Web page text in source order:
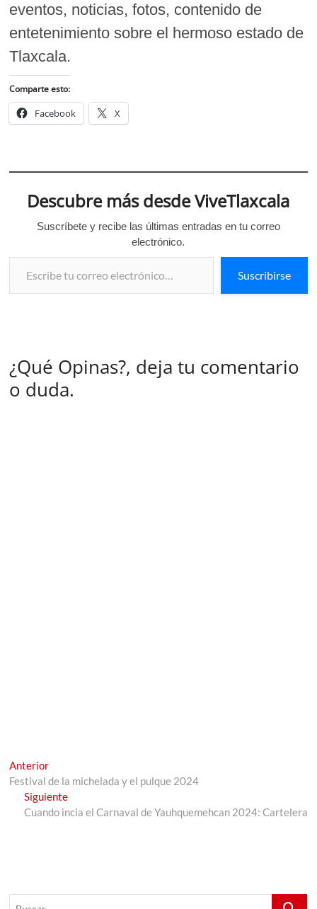
eventos, noticias, fotos, contenido de
entetenimiento sobre el hermoso estado de
Tlaxcala.
Comparte esto:
Facebook X
Descubre más desde ViveTlaxcala
Suscríbete y recibe las últimas entradas en tu correo
electrónico.
Escribe tu correo electrónico…
Suscribirse
¿Qué Opinas?, deja tu comentario
o duda.
Navegación
de
entradas
AnteriorEntrada
anterior:
Festival de la michelada y el pulque 2024
SiguienteEntrada
siguiente:
Cuando incia el Carnaval de Yauhquemehcan 2024: Cartelera
Buscar...